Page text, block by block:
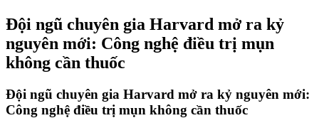
Đội ngũ chuyên gia Harvard mở ra kỷ
nguyên mới: Công nghệ điều trị mụn
không cần thuốc
Đội ngũ chuyên gia Harvard mở ra kỷ nguyên mới:
Công nghệ điều trị mụn không cần thuốc